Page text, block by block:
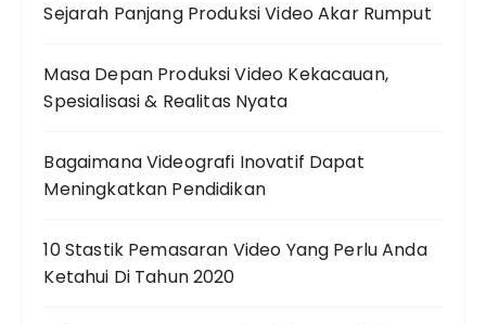
Sejarah Panjang Produksi Video Akar Rumput
Masa Depan Produksi Video Kekacauan,
Spesialisasi & Realitas Nyata
Bagaimana Videografi Inovatif Dapat
Meningkatkan Pendidikan
10 Stastik Pemasaran Video Yang Perlu Anda
Ketahui Di Tahun 2020